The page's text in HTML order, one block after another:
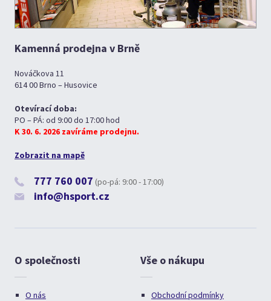
Kamenná prodejna v Brně
Nováčkova 11
614 00 Brno – Husovice
Otevírací doba:
PO – PÁ: od 9:00 do 17:00 hod
K 30. 6. 2026 zavíráme prodejnu.
Zobrazit na mapě
777 760 007 (po-pá: 9:00 - 17:00)
info@hsport.cz
O společnosti
O nás
Vše o nákupu
Obchodní podmínky